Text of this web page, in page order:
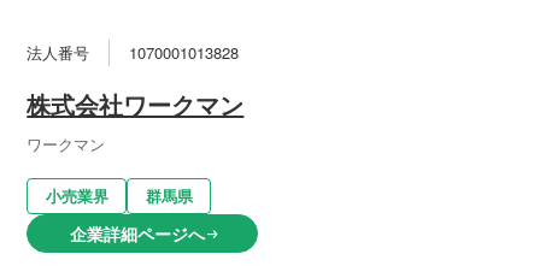
法人番号 1070001013828
株式会社ワークマン
ワークマン
小売業界 群馬県
企業詳細ページへarrow_right_alt